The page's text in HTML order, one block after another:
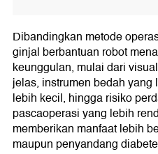
Dibandingkan metode
ginjal berbantuan robot
keunggulan, mulai dari
jelas, instrumen bedah
lebih kecil, hingga risiko
pascaoperasi yang lebih
memberikan manfaat lebih
maupun penyandang